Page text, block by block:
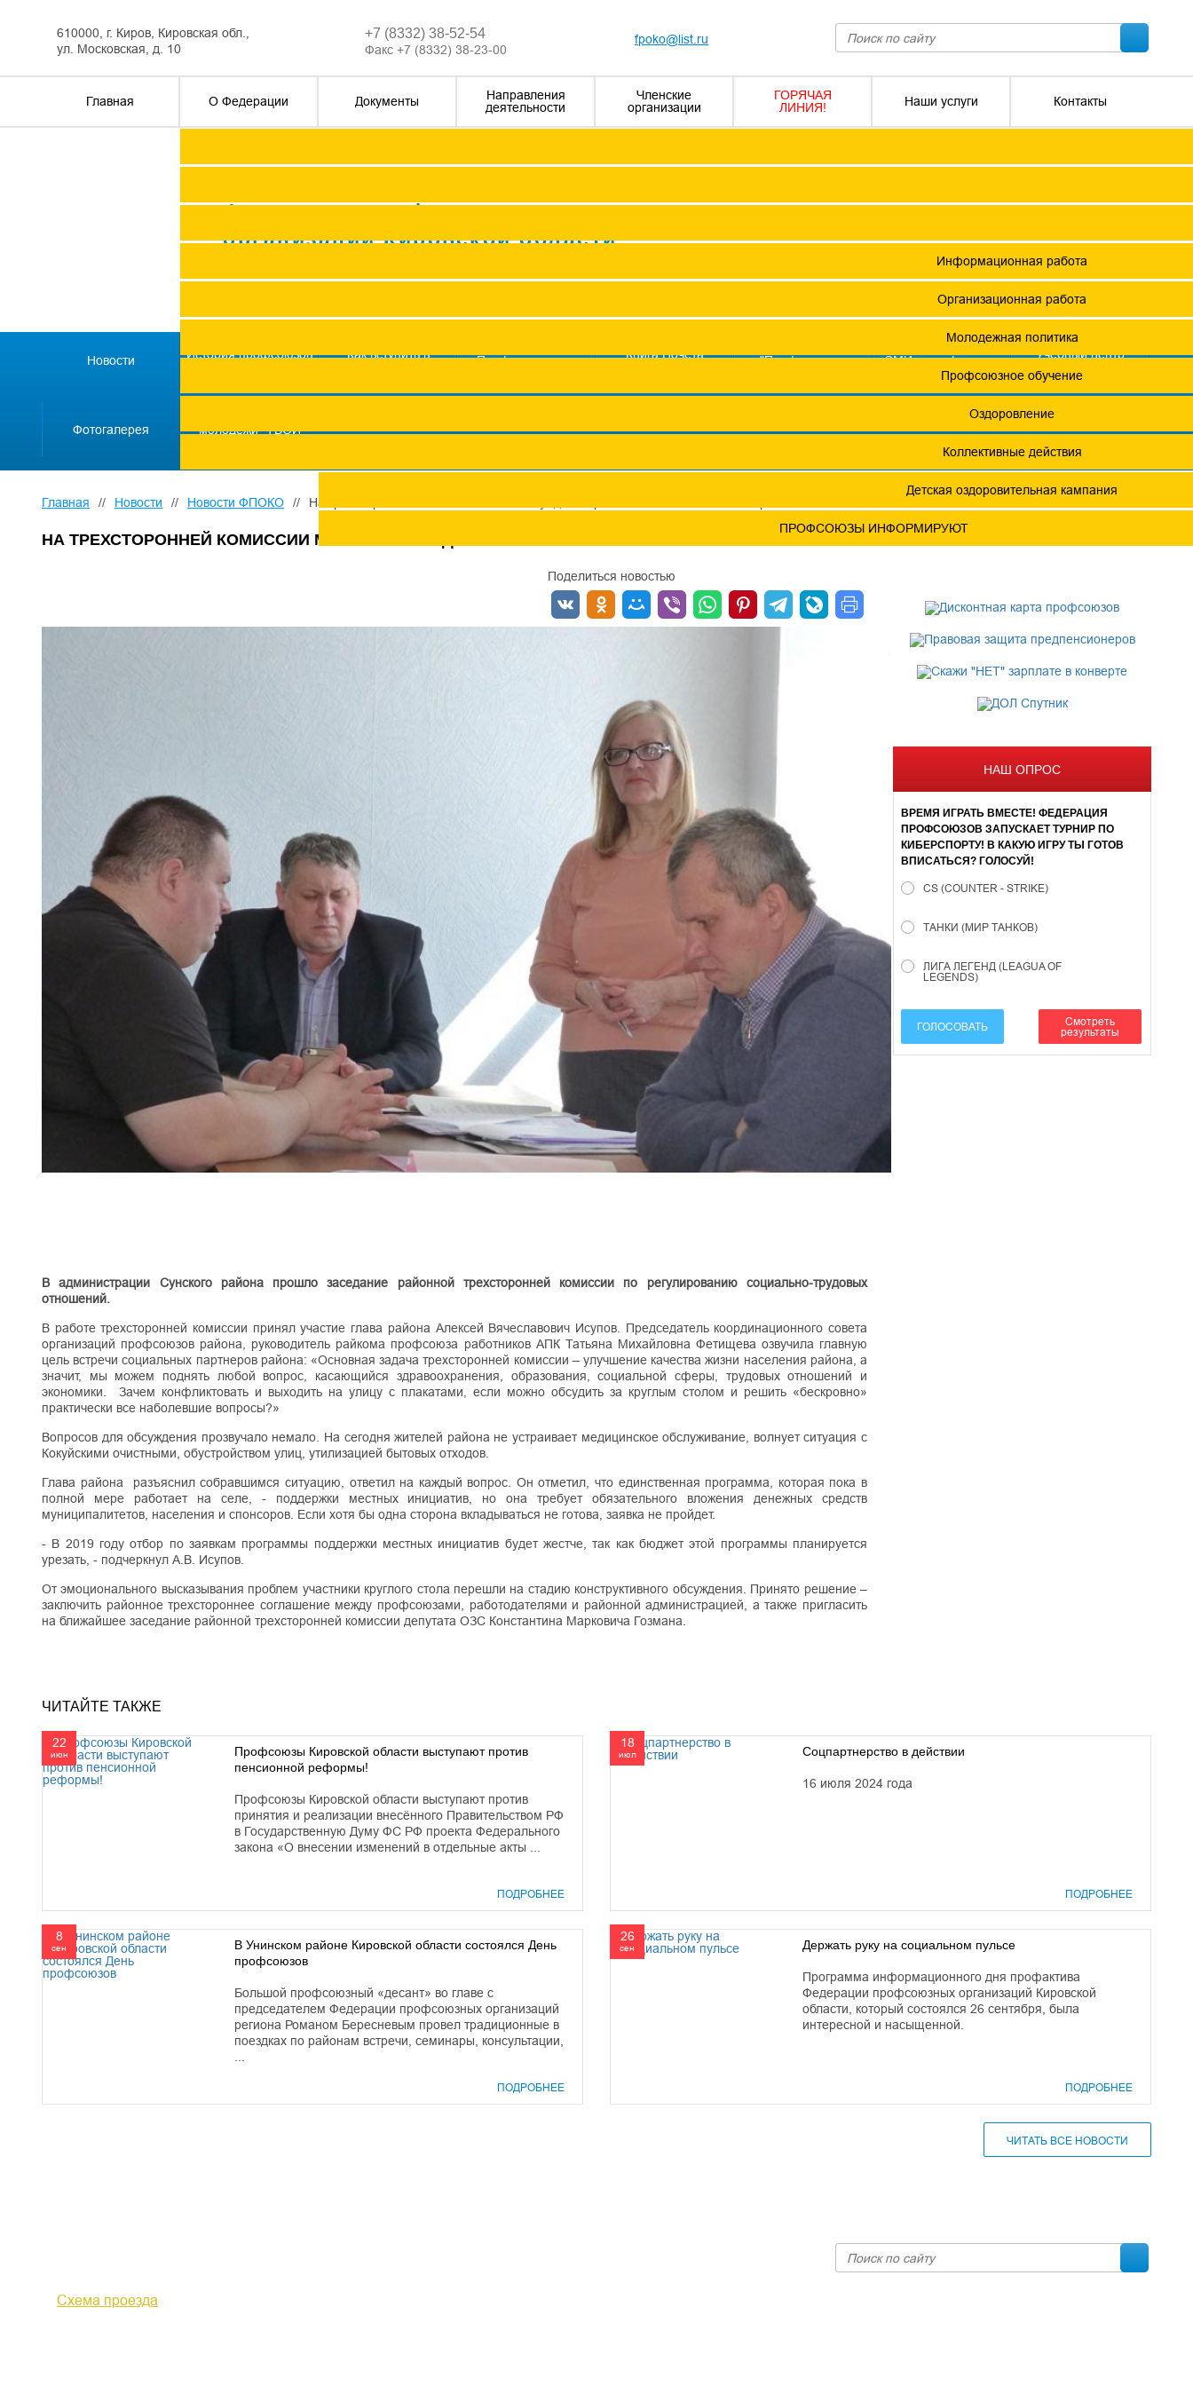
610000, г. Киров, Кировская обл.,
ул. Московская, д. 10
+7 (8332) 38-52-54
Факс +7 (8332) 38-23-00
fpoko@list.ru
Главная О Федерации Документы
Решения Советов Федерации
Постановления президиумов
Сводные данные о результатах проведения специальной оценки условий труда (СОУТ)
Научно-практическая конференция МОТ- ФНПР
ПРОФСОЮЗЫ ИНФОРМИРУЮТ
Направления
деятельности
Информационная работа
Организационная работа
Молодежная политика
Профсоюзное обучение
Оздоровление
Коллективные действия
Детская оздоровительная кампания
Членские
организации
ГОРЯЧАЯ
ЛИНИЯ!
Наши услуги Контакты
Федерация профсоюзных
организаций Кировской области
Новости
История профсоюзов
Как вступить в
Профсоюз помог
Книга Почета
"Профсоюзная
СМИ о профсоюзах
Учебный центр
Фотогалерея
молодежи "ТВОЙ
Главная // Новости // Новости ФПОКО // На трехсторонней комиссии можно обсуждать и решать все наболевшие вопросы
НА ТРЕХСТОРОННЕЙ КОМИССИИ МОЖНО ОБСУЖДАТЬ И РЕШАТЬ ВСЕ НАБОЛЕВШИЕ ВОПРОСЫ
Поделиться новостью
В администрации Сунского района прошло заседание районной трехсторонней комиссии по регулированию социально-трудовых
отношений.
В работе трехсторонней комиссии принял участие глава района Алексей Вячеславович Исупов. Председатель координационного совета
организаций профсоюзов района, руководитель райкома профсоюза работников АПК Татьяна Михайловна Фетищева озвучила главную
цель встречи социальных партнеров района: «Основная задача трехсторонней комиссии – улучшение качества жизни населения района, а
значит, мы можем поднять любой вопрос, касающийся здравоохранения, образования, социальной сферы, трудовых отношений и
экономики. Зачем конфликтовать и выходить на улицу с плакатами, если можно обсудить за круглым столом и решить «бескровно»
практически все наболевшие вопросы?»
Вопросов для обсуждения прозвучало немало. На сегодня жителей района не устраивает медицинское обслуживание, волнует ситуация с
Кокуйскими очистными, обустройством улиц, утилизацией бытовых отходов.
Глава района разъяснил собравшимся ситуацию, ответил на каждый вопрос. Он отметил, что единственная программа, которая пока в
полной мере работает на селе, - поддержки местных инициатив, но она требует обязательного вложения денежных средств
муниципалитетов, населения и спонсоров. Если хотя бы одна сторона вкладываться не готова, заявка не пройдет.
- В 2019 году отбор по заявкам программы поддержки местных инициатив будет жестче, так как бюджет этой программы планируется
урезать, - подчеркнул А.В. Исупов.
От эмоционального высказывания проблем участники круглого стола перешли на стадию конструктивного обсуждения. Принято решение –
заключить районное трехстороннее соглашение между профсоюзами, работодателями и районной администрацией, а также пригласить
на ближайшее заседание районной трехсторонней комиссии депутата ОЗС Константина Марковича Гозмана.
НАШ ОПРОС
ВРЕМЯ ИГРАТЬ ВМЕСТЕ! ФЕДЕРАЦИЯ
ПРОФСОЮЗОВ ЗАПУСКАЕТ ТУРНИР ПО
КИБЕРСПОРТУ! В КАКУЮ ИГРУ ТЫ ГОТОВ
ВПИСАТЬСЯ? ГОЛОСУЙ!
CS (COUNTER - STRIKE)
ТАНКИ (МИР ТАНКОВ)
ЛИГА ЛЕГЕНД (LEAGUA OF
LEGENDS)
ГОЛОСОВАТЬ
Смотреть
результаты
ЧИТАЙТЕ ТАКЖЕ
22
июн
Профсоюзы Кировской области выступают против
пенсионной реформы!
Профсоюзы Кировской области выступают против
принятия и реализации внесённого Правительством РФ
в Государственную Думу ФС РФ проекта Федерального
закона «О внесении изменений в отдельные акты ...
ПОДРОБНЕЕ
18
июл Соцпартнерство в действии
16 июля 2024 года
ПОДРОБНЕЕ
8
сен
В Унинском районе Кировской области состоялся День
профсоюзов
Большой профсоюзный «десант» во главе с
председателем Федерации профсоюзных организаций
региона Романом Бересневым провел традиционные в
поездках по районам встречи, семинары, консультации,
ПОДРОБНЕЕ
26
сен Держать руку на социальном пульсе
Программа информационного дня профактива
Федерации профсоюзных организаций Кировской
области, который состоялся 26 сентября, была
интересной и насыщенной.
ПОДРОБНЕЕ
ЧИТАТЬ ВСЕ НОВОСТИ
Схема проезда